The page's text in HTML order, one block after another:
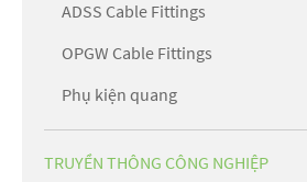
ADSS Cable Fittings
OPGW Cable Fittings
Phụ kiện quang
TRUYỀN THÔNG CÔNG NGHIỆP